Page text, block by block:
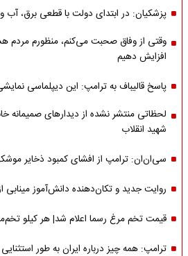
پزشکیان: در ابتدای دولت با قطعی برق، آب و
وقتی از وفاق صحبت می‌کنم، منظورم مردم
افزایش دهیم
پاسخ قالیباف به ترامپ: این دیپلماسی
لحظاتی منتشر نشده از دیدارهای صمیمانه
شهید انقلاب
سی‌ان‌ان: ترامپ از افشای کمبود ذخایر
روایت جدید و تکان‌دهنده دانش‌آموز
قیمت تخم مرغ رسما اعلام شد| هر کیلو
ترامپ: همه چیز درباره ایران به طور